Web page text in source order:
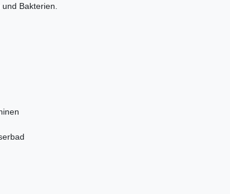
Bakterien.